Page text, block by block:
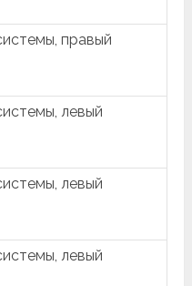
правый
левый
левый
левый